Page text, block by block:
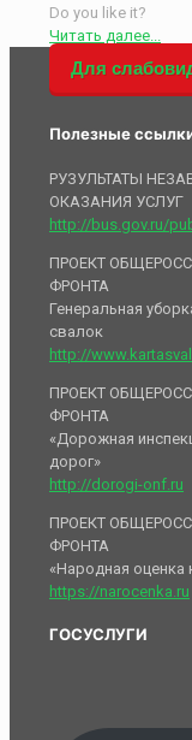
Do you like it?
Читать далее...
Для
Полезные
РУЗУЛЬТАТЫ
ОКАЗАНИЯ УСЛУГ
http://bus.gov.ru/
ПРОЕКТ
ФРОНТА
Генеральная
свалок
http://
ПРОЕКТ
ФРОНТА
«Дорожная
дорог»
http://dorogi-onf.ru
ПРОЕКТ
ФРОНТА
«Народная оценка
https://narocenka.ru
ГОСУСЛУГИ